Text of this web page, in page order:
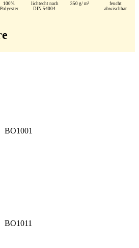
100%
Polyester
lichtecht nach
DIN 54004
350 g/ m²
feucht
abwischbar
BO1001
BO1011